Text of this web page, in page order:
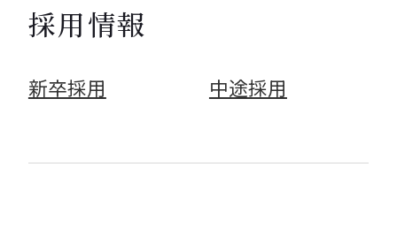
採用情報
新卒採用 中途採用